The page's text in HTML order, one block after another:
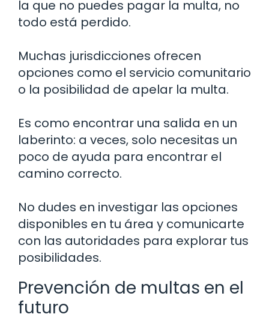
la que no puedes pagar la multa, no
todo está perdido.
Muchas jurisdicciones ofrecen
opciones como el servicio comunitario
o la posibilidad de apelar la multa.
Es como encontrar una salida en un
laberinto: a veces, solo necesitas un
poco de ayuda para encontrar el
camino correcto.
No dudes en investigar las opciones
disponibles en tu área y comunicarte
con las autoridades para explorar tus
posibilidades.
Prevención de multas en el
futuro